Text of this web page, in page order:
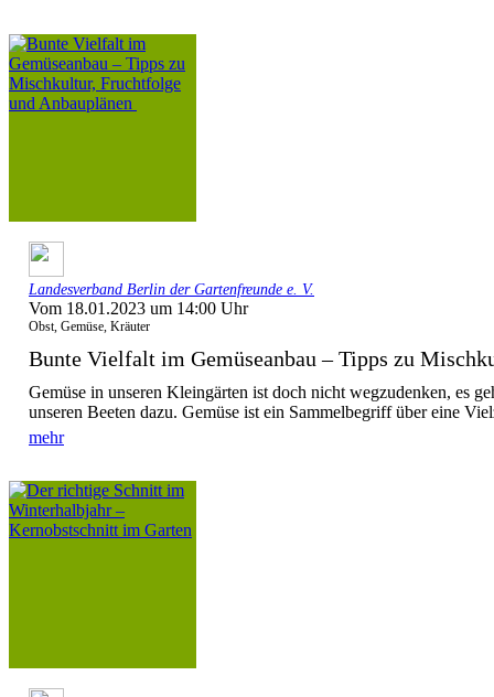
Landesverband Berlin der Gartenfreunde e. V.
Vom 18.01.2023 um 14:00 Uhr
Obst, Gemüse, Kräuter
Bunte Vielfalt im Gemüseanbau – Tipps zu
Gemüse in unseren Kleingärten ist doch nicht wegzudenken, es
unseren Beeten dazu. Gemüse ist ein Sammelbegriff über eine
mehr